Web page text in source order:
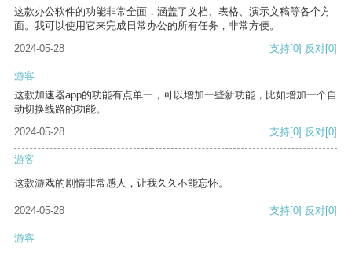
这款办公软件的功能非常全面，涵盖了文档、表格、演示文稿等各个方
面。我可以使用它来完成日常办公的所有任务，非常方便。
2024-05-28
支持[0] 反对[0]
游客
这款加速器app的功能有点单一，可以增加一些新功能，比如增加一个自
动切换线路的功能。
2024-05-28
支持[0] 反对[0]
游客
这款游戏的剧情非常感人，让我久久不能忘怀。
2024-05-28 支持[0] 反对[0]
游客